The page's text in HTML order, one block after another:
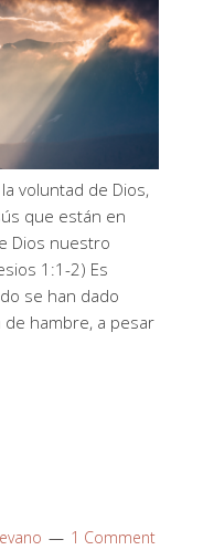
voluntad de Dios,
que están en
Dios nuestro
1:1-2) Es
se han dado
hambre, a pesar
1 Comment